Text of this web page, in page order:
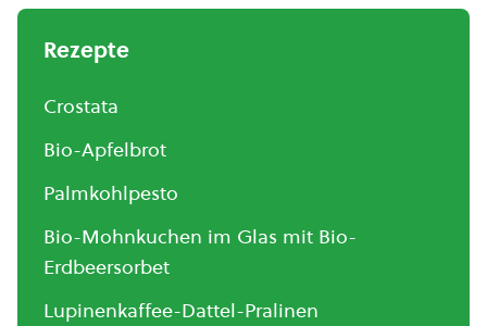
Rezepte
Crostata
Bio-Apfelbrot
Palmkohlpesto
Bio-Mohnkuchen im Glas mit Bio-
Erdbeersorbet
Lupinenkaffee-Dattel-Pralinen